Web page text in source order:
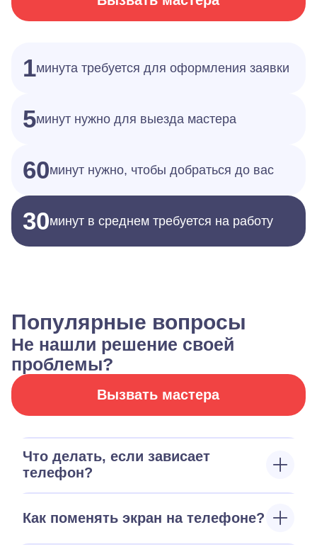
1минута требуется для оформления заявки
5минут нужно для выезда мастера
60минут нужно, чтобы добраться до вас
30минут в среднем требуется на работу
Популярные вопросы
Не нашли решение своей
проблемы?
Вызвать мастера
Что делать, если зависает
телефон?
Как поменять экран на телефоне?